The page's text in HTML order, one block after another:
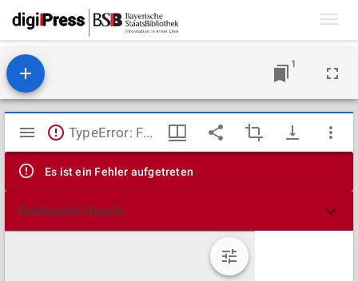
1
Mirador
Viewer
TypeError: Failed to fetch
Es ist ein Fehler aufgetreten
Technische Details